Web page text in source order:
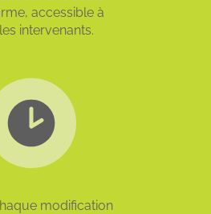
accessible à
intervenants.
modification